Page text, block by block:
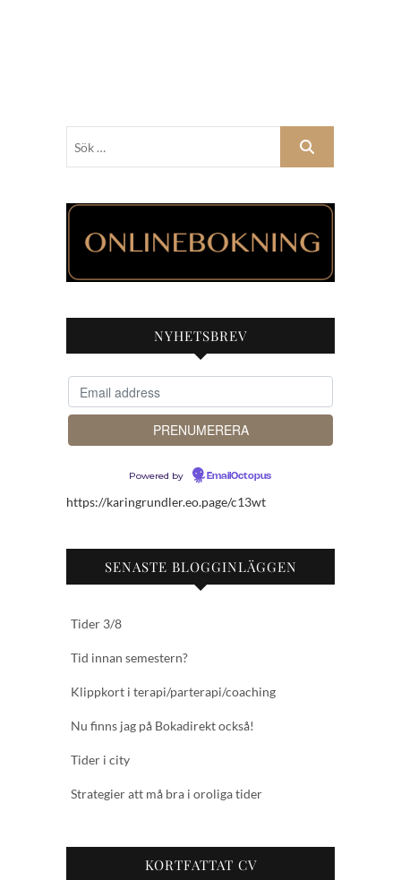
NYHETSBREV
Powered by EmailOctopus
https://karingrundler.eo.page/c13wt
SENASTE BLOGGINLÄGGEN
Tider 3/8
Tid innan semestern?
Klippkort i terapi/parterapi/coaching
Nu finns jag på Bokadirekt också!
Tider i city
Strategier att må bra i oroliga tider
KORTFATTAT CV